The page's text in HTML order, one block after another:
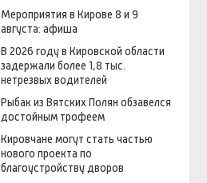
Мероприятия в Кирове 8 и 9
августа: афиша
В 2026 году в Кировской области
задержали более 1,8 тыс.
нетрезвых водителей
Рыбак из Вятских Полян обзавелся
достойным трофеем
Кировчане могут стать частью
нового проекта по
благоустройству дворов